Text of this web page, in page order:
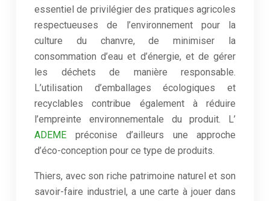
essentiel de privilégier des pratiques agricoles
respectueuses de l’environnement pour la
culture du chanvre, de minimiser la
consommation d’eau et d’énergie, et de gérer
les déchets de manière responsable.
L’utilisation d’emballages écologiques et
recyclables contribue également à réduire
l’empreinte environnementale du produit. L’
ADEME préconise d’ailleurs une approche
d’éco-conception pour ce type de produits.
Thiers, avec son riche patrimoine naturel et son
savoir-faire industriel, a une carte à jouer dans